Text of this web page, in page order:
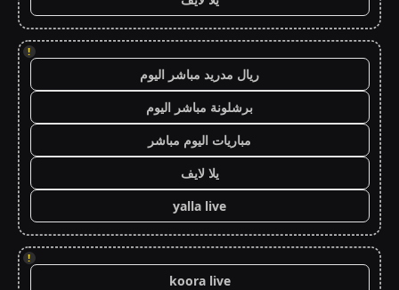
!
ريال مدريد مباشر اليوم
برشلونة مباشر اليوم
مباريات اليوم مباشر
يلا لايف
yalla live
!
koora live